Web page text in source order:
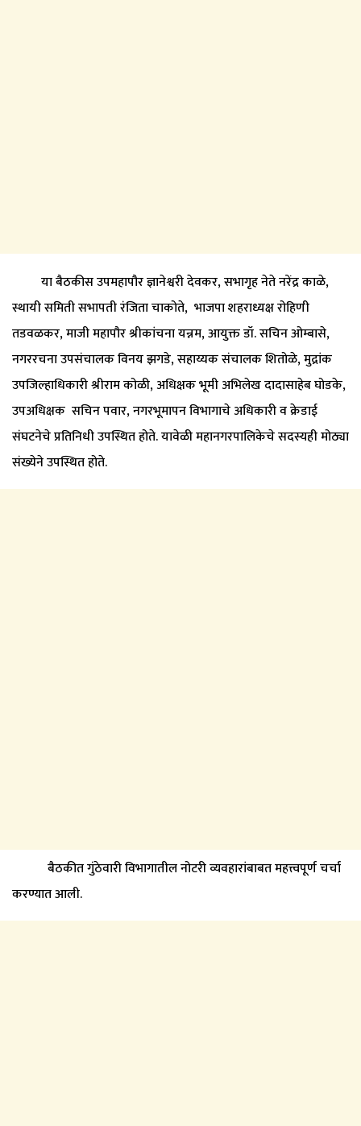
या बैठकीस उपमहापौर ज्ञानेश्वरी देवकर, सभागृह नेते नरेंद्र काळे,
स्थायी समिती सभापती रंजिता चाकोते, भाजपा शहराध्यक्ष रोहिणी
तडवळकर, माजी महापौर श्रीकांचना यन्नम, आयुक्त डॉ. सचिन ओम्बासे,
नगररचना उपसंचालक विनय झगडे, सहाय्यक संचालक शितोळे, मुद्रांक
उपजिल्हाधिकारी श्रीराम कोळी, अधिक्षक भूमी अभिलेख दादासाहेब घोडके,
उपअधिक्षक सचिन पवार, नगरभूमापन विभागाचे अधिकारी व क्रेडाई
संघटनेचे प्रतिनिधी उपस्थित होते. यावेळी महानगरपालिकेचे सदस्यही मोठ्या
संख्येने उपस्थित होते.
बैठकीत गुंठेवारी विभागातील नोटरी व्यवहारांबाबत महत्त्वपूर्ण चर्चा
करण्यात आली.